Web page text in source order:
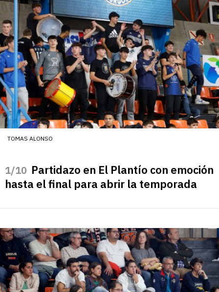
TOMAS ALONSO
/10 Partidazo en El Plantío con emoción
hasta el final para abrir la temporada